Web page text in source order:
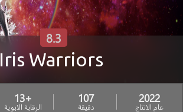
Iris Warriors
8.3
2022
عام الانتاج
107
دقيقة
+13
الرقابة الابوية